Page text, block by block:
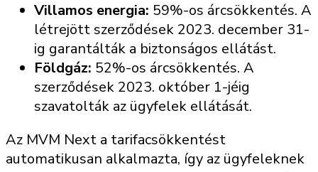
Villamos energia: 59%-os árcsökkentés. A
létrejött szerződések 2023. december 31-
ig garantálták a biztonságos ellátást.
Földgáz: 52%-os árcsökkentés. A
szerződések 2023. október 1-jéig
szavatolták az ügyfelek ellátását.
Az MVM Next a tarifacsökkentést
automatikusan alkalmazta, így az ügyfeleknek